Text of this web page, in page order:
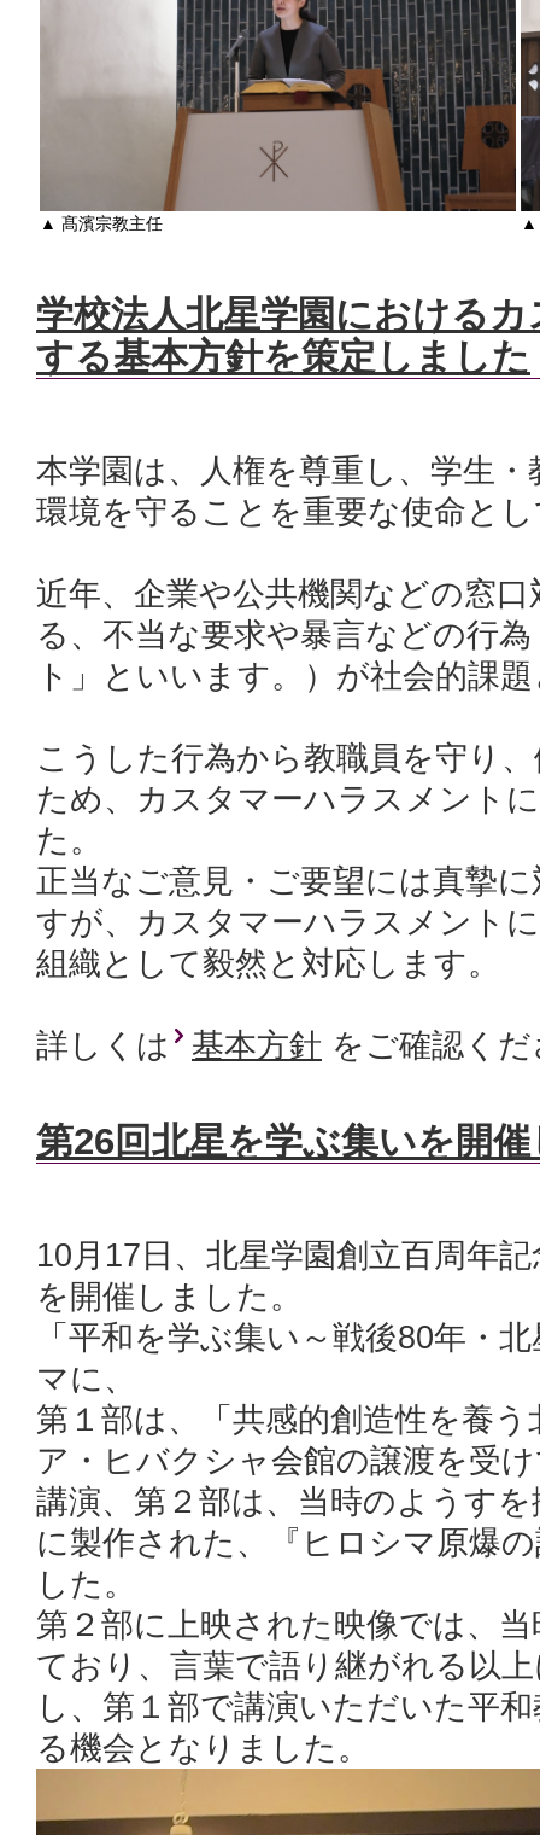
▲ 髙濱宗教主任 ▲
学校法人北星学園における
する基本方針を策定しました
本学園は、人権を尊重し、学生
環境を守ることを重要な使命と
近年、企業や公共機関などの窓
る、不当な要求や暴言などの行
ト」といいます。）が社会的課
こうした行為から教職員を守り
ため、カスタマーハラスメント
た。
正当なご意見・ご要望には真摯
すが、カスタマーハラスメント
組織として毅然と対応します。
詳しくは 基本方針 をご確認く
第26回北星を学ぶ集いを開
10月17日、北星学園創立百周年
を開催しました。
「平和を学ぶ集い～戦後80年・
マに、
第１部は、「共感的創造性を養
ア・ヒバクシャ会館の譲渡を受
講演、第２部は、当時のようす
に製作された、『ヒロシマ原爆
した。
第２部に上映された映像では、
ており、言葉で語り継がれる以
し、第１部で講演いただいた平
る機会となりました。